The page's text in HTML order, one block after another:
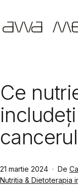
conținut
Ce
Publicat
21 martie 2024 De
Din
Nutritia & Dietoterapia